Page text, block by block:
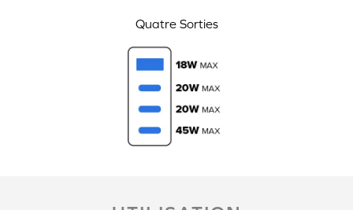
Quatre Sorties